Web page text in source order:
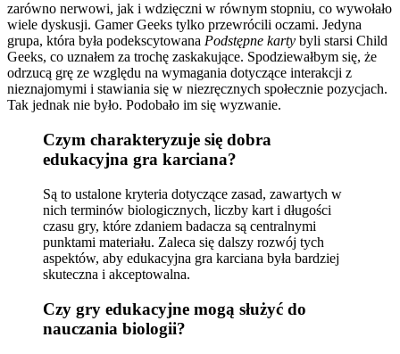
zarówno nerwowi, jak i wdzięczni w równym stopniu, co wywołało
wiele dyskusji. Gamer Geeks tylko przewrócili oczami. Jedyna
grupa, która była podekscytowana Podstępne karty byli starsi Child
Geeks, co uznałem za trochę zaskakujące. Spodziewałbym się, że
odrzucą grę ze względu na wymagania dotyczące interakcji z
nieznajomymi i stawiania się w niezręcznych społecznie pozycjach.
Tak jednak nie było. Podobało im się wyzwanie.
Czym charakteryzuje się dobra
edukacyjna gra karciana?
Są to ustalone kryteria dotyczące zasad, zawartych w
nich terminów biologicznych, liczby kart i długości
czasu gry, które zdaniem badacza są centralnymi
punktami materiału. Zaleca się dalszy rozwój tych
aspektów, aby edukacyjna gra karciana była bardziej
skuteczna i akceptowalna.
Czy gry edukacyjne mogą służyć do
nauczania biologii?